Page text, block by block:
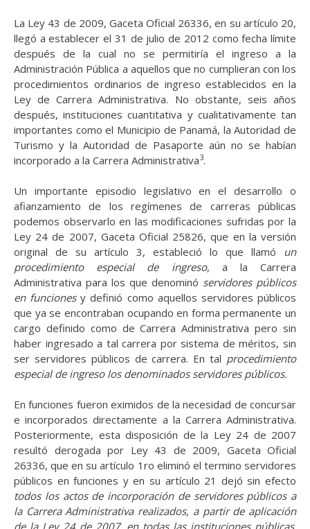
La Ley 43 de 2009, Gaceta Oficial 26336, en su artículo 20,
llegó a establecer el 31 de julio de 2012 como fecha límite
después de la cual no se permitiría el ingreso a la
Administración Pública a aquellos que no cumplieran con los
procedimientos ordinarios de ingreso establecidos en la
Ley de Carrera Administrativa. No obstante, seis años
después, instituciones cuantitativa y cualitativamente tan
importantes como el Municipio de Panamá, la Autoridad de
Turismo y la Autoridad de Pasaporte aún no se habían
incorporado a la Carrera Administrativa3.
Un importante episodio legislativo en el desarrollo o
afianzamiento de los regímenes de carreras públicas
podemos observarlo en las modificaciones sufridas por la
Ley 24 de 2007, Gaceta Oficial 25826, que en la versión
original de su artículo 3, estableció lo que llamó un
procedimiento especial de ingreso, a la Carrera
Administrativa para los que denominó servidores públicos
en funcionesy definió como aquellos servidores públicos
que ya se encontraban ocupando en forma permanente un
cargo definido como de Carrera Administrativa pero sin
haber ingresado a tal carrera por sistema de méritos, sin
ser servidores públicos de carrera. En tal procedimiento
especial de ingreso los denominados servidores públicos.
En funciones fueron eximidos de la necesidad de concursar
e incorporados directamente a la Carrera Administrativa.
Posteriormente, esta disposición de la Ley 24 de 2007
resultó derogada por Ley 43 de 2009, Gaceta Oficial
26336, que en su artículo 1ro eliminó el termino servidores
públicos enfunciones y en su artículo 21 dejó sin efecto
todos los actos de incorporación de servidores públicos a
la Carrera Administrativa realizados, a partir de aplicación
de la Ley 24 de 2007, en todas las instituciones públicas.